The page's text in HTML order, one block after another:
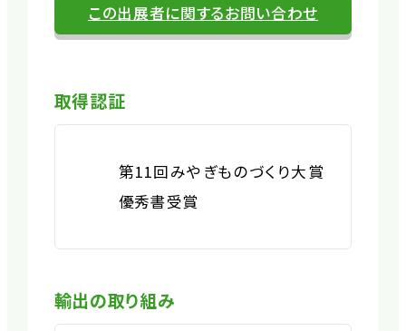
この出展者に関するお問い合わせ
取得認証
第11回みやぎものづくり大賞
優秀書受賞
輸出の取り組み